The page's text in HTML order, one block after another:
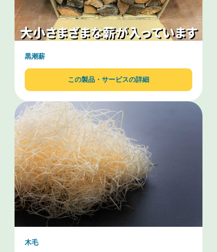
黒潮薪
この製品・サービスの詳細
木毛